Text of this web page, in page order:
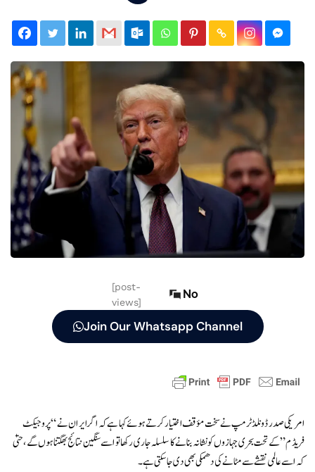
[post-
views]
No
Join Our Whatsapp Channel
امریکی صدر ڈونلڈ ٹرمپ نے سخت مؤقف اختیار کرتے ہوئے کہا ہے کہ اگر ایران نے “پروجیکٹ
فریڈم” کے تحت بحری جہازوں کو نشانہ بنانے کا سلسلہ جاری رکھا تو اسے سنگین نتائج بھگتنا ہوں گے، حتیٰ
کہ اسے عالمی نقشے سے مٹانے کی دھمکی بھی دی جا سکتی ہے۔